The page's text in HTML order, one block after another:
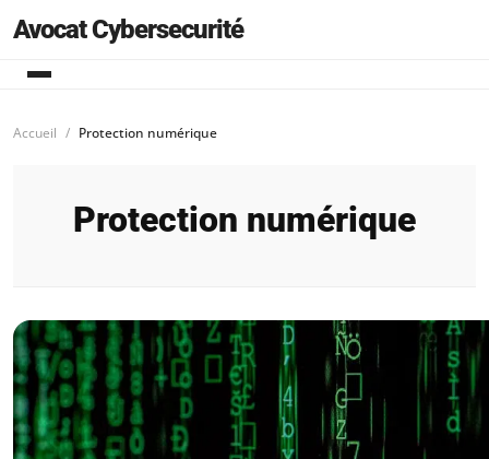
Avocat Cybersecurité
Accueil Protection numérique
Protection numérique